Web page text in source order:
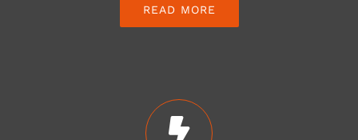
READ MORE